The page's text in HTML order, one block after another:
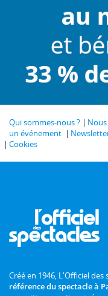
Qui sommes-nous ?
un événement
Cookies
Créé en 1946, L'Officiel des
référence du spectacle à